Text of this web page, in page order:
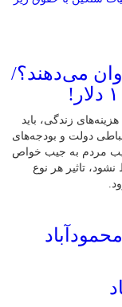
می‌دهند؟/
زندگی، باید
دولت و بودجه‌های
جیب مردم به جیب خواص
تاثیر هر نوع